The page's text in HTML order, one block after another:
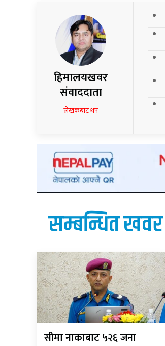
हिमालयखवर
संवाददाता
लेखकबाट थप
सम्बन्धित खवर
सीमा नाकाबाट ५२६ जना